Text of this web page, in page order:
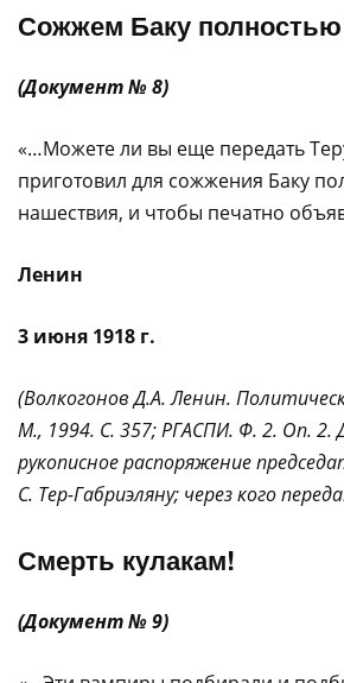
Сожжем Баку
(Документ № 8)
«…Можете ли вы еще передать
приготовил для сожжения Баку
нашествия, и чтобы печатно
Ленин
3 июня 1918 г.
(Волкогонов Д.А. Ленин.
М., 1994. С. 357; РГАСПИ. Ф. 2. Оп. 2.
рукописное распоряжение
С. Тер-Габриэляну; через кого
Смерть кулакам!
(Документ № 9)